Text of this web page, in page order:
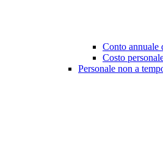
Conto annuale
Costo
Personale non a